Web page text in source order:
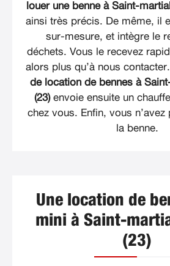
louer une benne à Saint-
ainsi très précis. De même, il
sur-mesure, et intègre le
déchets. Vous le recevez
alors plus qu’à nous
de location de bennes à
(23)envoie ensuite un
chez vous. Enfin, vous n’avez
la benne.
Une location de
mini à Saint-
(23)